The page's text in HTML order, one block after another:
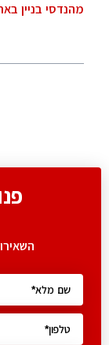
מהנדסי בניין